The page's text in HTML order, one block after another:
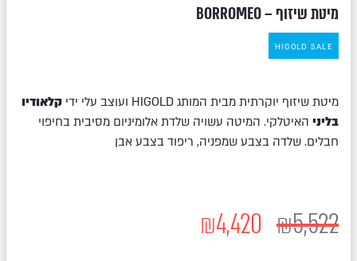
מיטת שיזוף – BORROMEO
HIGOLD SALE
מיטת שיזוף יוקרתית מבית המותג HIGOLD ועוצב עלי ידי
קלאודיו
בליני האיטלקי. המיטה עשויה שלדת אלומיניום מסיבית בחיפוי
חבלים. שלדה בצבע שמפניה, ריפוד בצבע אבן
₪5,522
₪4,420